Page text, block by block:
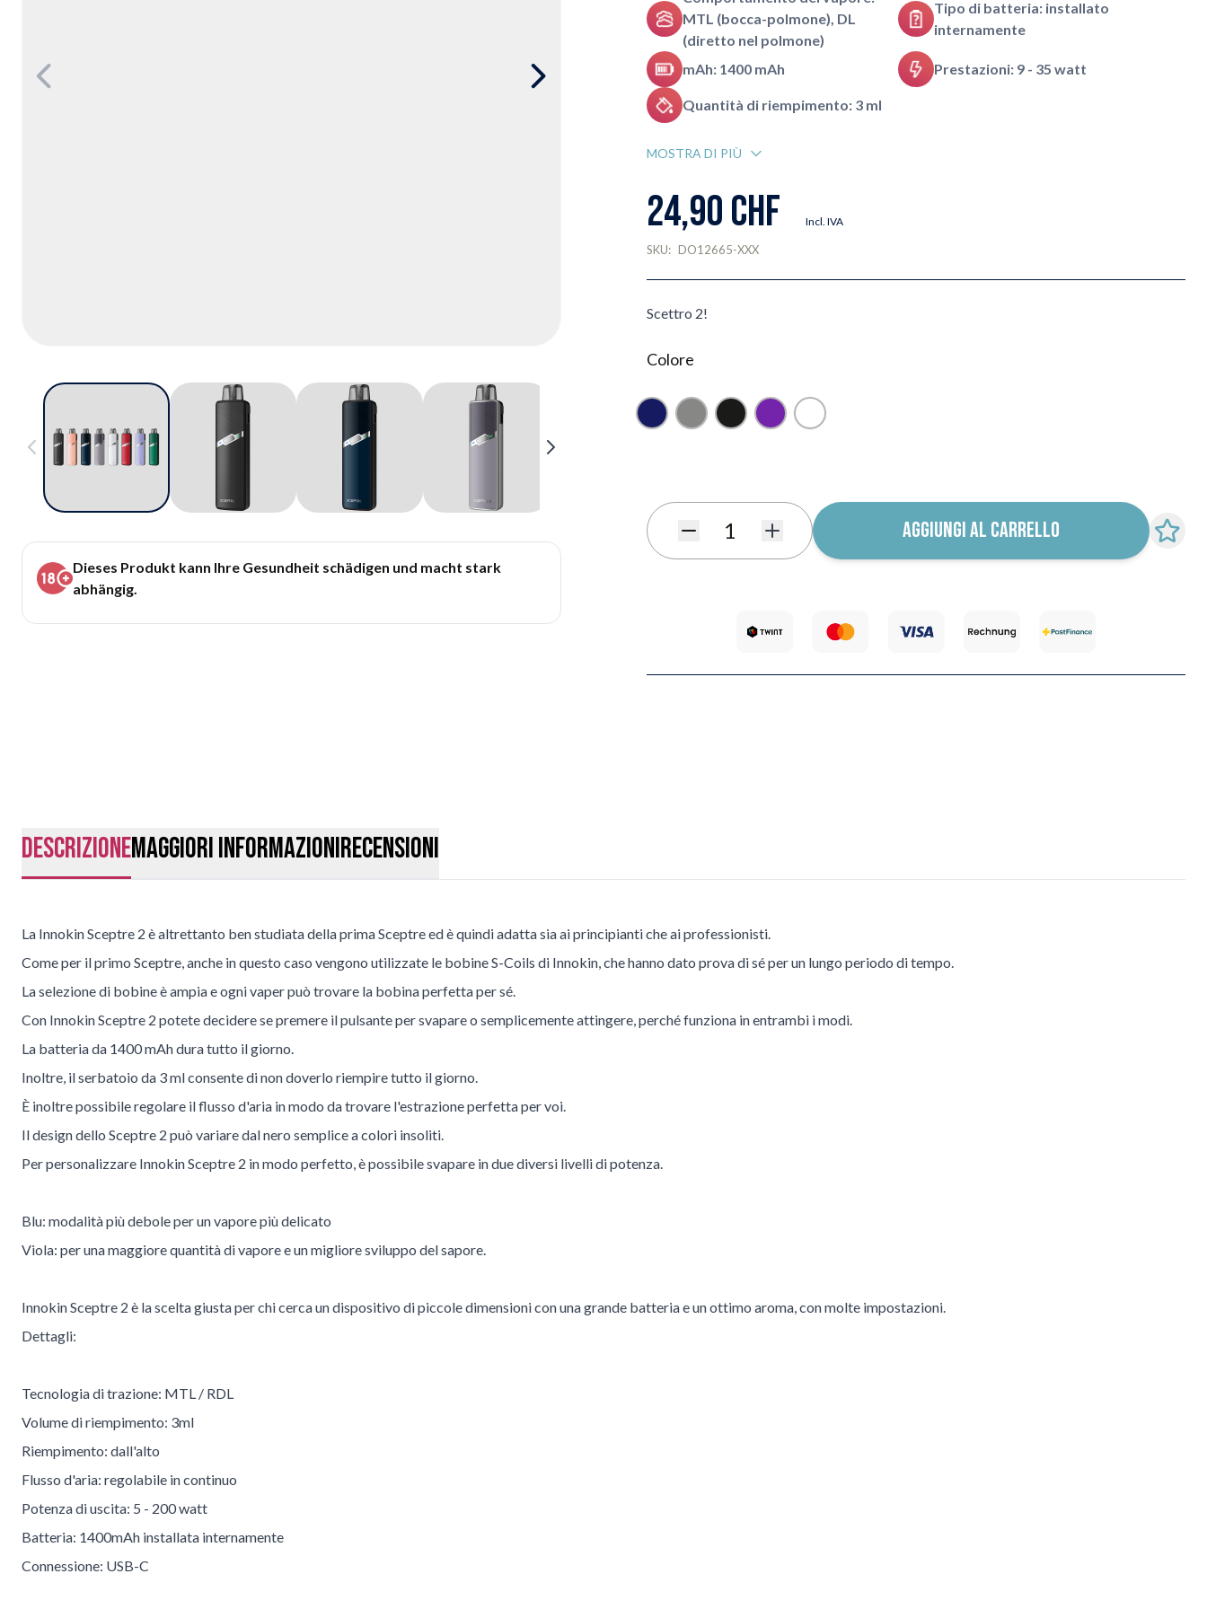
Dieses Produkt kann Ihre Gesundheit schädigen und macht stark
abhängig.
MTL (bocca-polmone), DL
(diretto nel polmone)
Tipo di batteria: installato
internamente
mAh: 1400 mAh Prestazioni: 9 - 35 watt
Quantità di riempimento: 3 ml
MOSTRA DI PIÙ
24,90 CHF Incl. IVA
SKU: DO12665-XXX
Scettro 2!
Colore
Blu scuroGrigio Nero Viola Bianco
Quantità AGGIUNGI AL CARRELLO
DescrizioneMaggiori InformazioniRecensioni
La Innokin Sceptre 2 è altrettanto ben studiata della prima Sceptre ed è quindi adatta sia ai principianti che ai professionisti.
Come per il primo Sceptre, anche in questo caso vengono utilizzate le bobine S-Coils di Innokin, che hanno dato prova di sé per un lungo periodo di tempo.
La selezione di bobine è ampia e ogni vaper può trovare la bobina perfetta per sé.
Con Innokin Sceptre 2 potete decidere se premere il pulsante per svapare o semplicemente attingere, perché funziona in entrambi i modi.
La batteria da 1400 mAh dura tutto il giorno.
Inoltre, il serbatoio da 3 ml consente di non doverlo riempire tutto il giorno.
È inoltre possibile regolare il flusso d'aria in modo da trovare l'estrazione perfetta per voi.
Il design dello Sceptre 2 può variare dal nero semplice a colori insoliti.
Per personalizzare Innokin Sceptre 2 in modo perfetto, è possibile svapare in due diversi livelli di potenza.
Blu: modalità più debole per un vapore più delicato
Viola: per una maggiore quantità di vapore e un migliore sviluppo del sapore.
Innokin Sceptre 2 è la scelta giusta per chi cerca un dispositivo di piccole dimensioni con una grande batteria e un ottimo aroma, con molte impostazioni.
Dettagli:
Tecnologia di trazione: MTL / RDL
Volume di riempimento: 3ml
Riempimento: dall'alto
Flusso d'aria: regolabile in continuo
Potenza di uscita: 5 - 200 watt
Batteria: 1400mAh installata internamente
Connessione: USB-C